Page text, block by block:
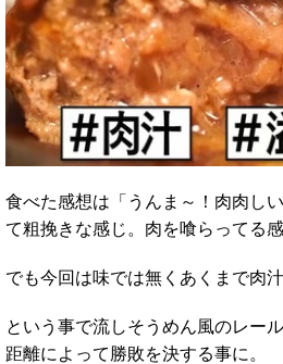
食べた感想は「うんま～！肉肉し
て粗挽きな感じ。肉を喰らってる
でも今回は味では無くあくまで肉
という事で流しそうめん風のレー
距離によって勝敗を決する事に。